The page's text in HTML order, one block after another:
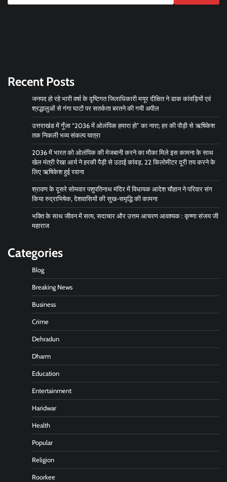
Recent Posts
जनपद हो रहे भारी वर्षा के दृष्टिगत जिलाधिकारी मयूर दीक्षित ने डाक कांवड़ियों एवं
श्रद्धालुओं से गंगा घाटों पर सतर्कता बरतने की गयी अपील
उत्तराखंड में गूँजा “2036 में ओलंपिक हमारा हो” का नारा; हर की पौड़ी से ऋषिकेश
तक निकली भव्य संकल्प यात्रा
2036 में भारत को ओलंपिक की मेजबानी करने का मौका मिले इस कामना के साथ
खेल मंत्री रेखा आर्य ने हरकी पैड़ी से उठाई कांवड़, 22 किलोमीटर दूरी तय करने के
लिए ऋषिकेश हुई रवाना
श्रावण के दूसरे सोमवार पशुपतिनाथ मंदिर में विधायक आदेश चौहान ने परिवार संग
किया रुद्राभिषेक, देशवासियों की सुख-समृद्धि की कामना
भक्ति के साथ जीवन में सत्य, सदाचार और उत्तम आचरण आवश्यक : कृष्णा संजय जी
महाराज
Categories
Blog
Breaking News
Business
Crime
Dehradun
Dharm
Education
Entertainment
Haridwar
Health
Popular
Religion
Roorkee